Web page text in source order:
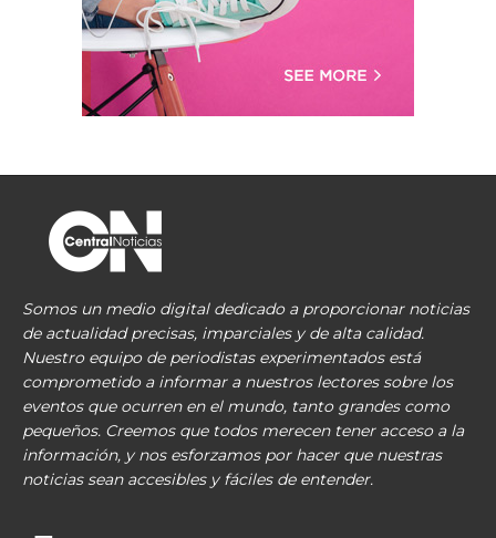
Somos un medio digital dedicado a proporcionar noticias
de actualidad precisas, imparciales y de alta calidad.
Nuestro equipo de periodistas experimentados está
comprometido a informar a nuestros lectores sobre los
eventos que ocurren en el mundo, tanto grandes como
pequeños. Creemos que todos merecen tener acceso a la
información, y nos esforzamos por hacer que nuestras
noticias sean accesibles y fáciles de entender.